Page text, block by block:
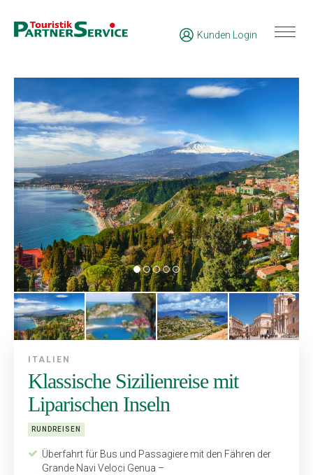
Kunden Login
ITALIEN
Klassische Sizilienreise mit
Liparischen Inseln
RUNDREISEN
Überfahrt für Bus und Passagiere mit den Fähren der
Grande Navi Veloci Genua –